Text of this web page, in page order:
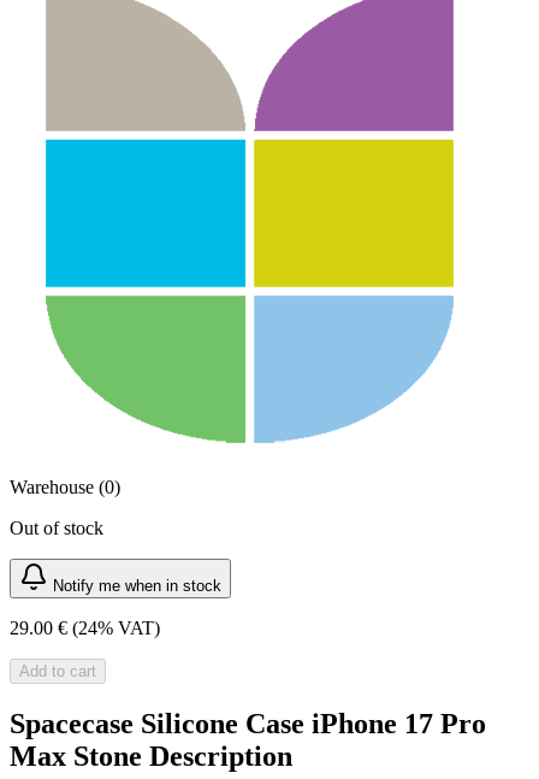
Warehouse (0)
Out of stock
Notify me when in stock
29.00 € (24% VAT)
Add to cart
Spacecase Silicone Case iPhone 17 Pro
Max Stone Description